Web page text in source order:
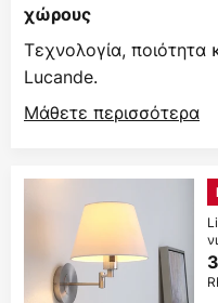
χώρους
Τεχνολογία, ποιότητα
Lucande.
Μάθετε περισσότερα